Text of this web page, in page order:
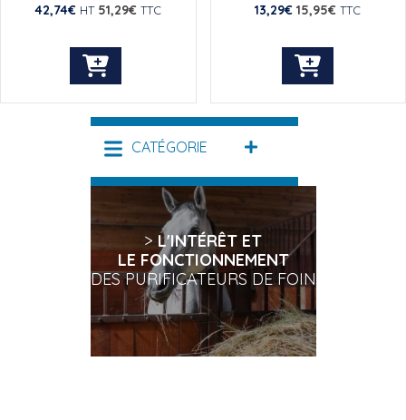
CATÉGORIE DÉPLIER
> L'INTÉRÊT ET
LE FONCTIONNEMENT
DES PURIFICATEURS DE FOIN
42,74€ HT 51,29€ TTC
Ce
a
variations.
Les
être
choisies
sur
page
du
produit
13,29€ 15,95€ TTC